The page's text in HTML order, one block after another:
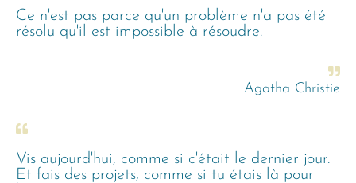
Ce n'est pas parce qu'un problème n'a pas été
résolu qu'il est impossible à résoudre.
Agatha Christie
Vis aujourd'hui, comme si c'était le dernier jour.
Et fais des projets, comme si tu étais là pour